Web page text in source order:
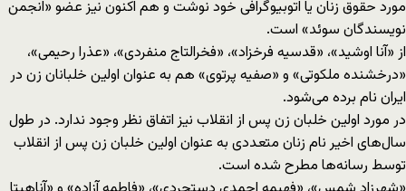
مورد حقوق زنان یا اتوبیوگرافی‌ خود نوشت و هم اکنون نیز عضو «انجمن
نویسندگان سوئد» است.
از «آنا اوشید»، «قدسیه فرخزاد»، «فخرالتاج منفردی»، «عذرا رحیمی»،
«درخشنده ملکوتی» و «صفیه پرتوی» هم به عنوان اولین خلبانان زن در
ایران نام برده می‌شود.
در مورد اولین خلبان زن پس از انقلاب نیز اتفاق نظر وجود ندارد. در طول
سال‌های اخیر نام زنان متعددی به عنوان اولین خلبان زن پس از انقلاب
توسط رسانه‌ها مطرح شده است.